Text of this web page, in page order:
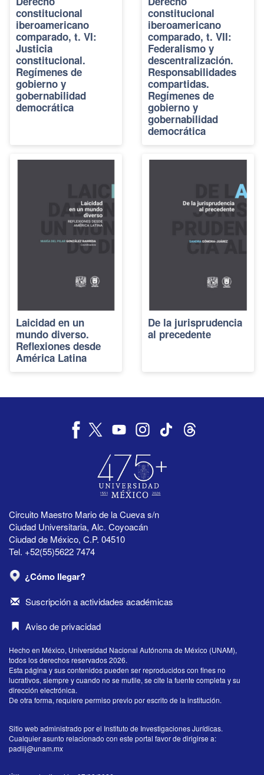
constitucional
iberoamericano
comparado, t. VI:
Justicia
constitucional.
Regímenes de
gobierno y
gobernabilidad
democrática
constitucional
iberoamericano
comparado, t. VII:
Federalismo y
descentralización.
Responsabilidades
compartidas.
Regímenes de
gobierno y
gobernabilidad
democrática
Laicidad en un
mundo diverso.
Reflexiones desde
América Latina
De la jurisprudencia
al precedente
Circuito Maestro Mario de la Cueva s/n
Ciudad Universitaria, Alc. Coyoacán
Ciudad de México, C.P. 04510
Tel. +52(55)5622 7474
¿Cómo llegar?
Suscripción a actividades académicas
Aviso de privacidad
Hecho en México, Universidad Nacional Autónoma de México (UNAM),
todos los derechos reservados 2026.
Esta página y sus contenidos pueden ser reproducidos con fines no
lucrativos, siempre y cuando no se mutile, se cite la fuente completa y su
dirección electrónica.
De otra forma, requiere permiso previo por escrito de la institución.
Sitio web administrado por el Instituto de Investigaciones Jurídicas.
Cualquier asunto relacionado con este portal favor de dirigirse a:
padiij@unam.mx